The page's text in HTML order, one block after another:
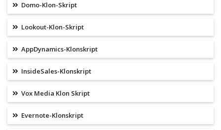
Domo-Klon-Skript
Lookout-Klon-Skript
AppDynamics-Klonskript
InsideSales-Klonskript
Vox Media Klon Skript
Evernote-Klonskript